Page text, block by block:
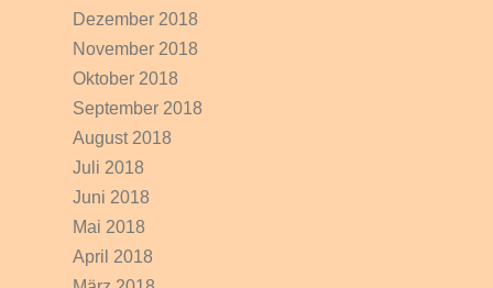
Dezember 2018
November 2018
Oktober 2018
September 2018
August 2018
Juli 2018
Juni 2018
Mai 2018
April 2018